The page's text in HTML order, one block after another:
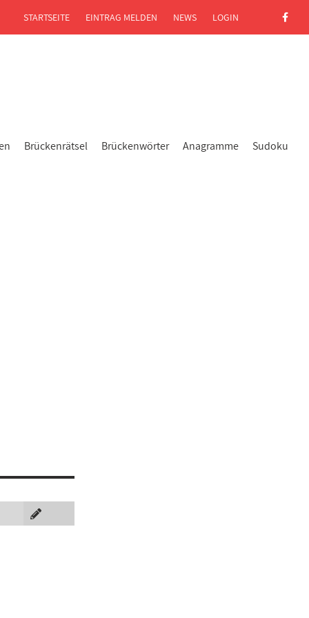
Brückenrätsel Brückenwörter Anagramme Sudoku
STARTSEITE EINTRAG MELDEN NEWS LOGIN